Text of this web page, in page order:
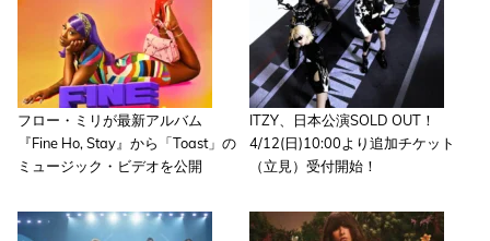
フロー・ミリが最新アルバム
『Fine Ho, Stay』から「Toast」の
ミュージック・ビデオを公開
ITZY、日本公演SOLD OUT！
4/12(日)10:00より追加チケット
（立見）受付開始！